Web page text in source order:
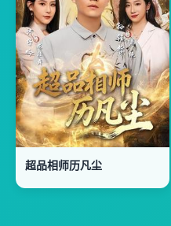
超品相师历凡尘